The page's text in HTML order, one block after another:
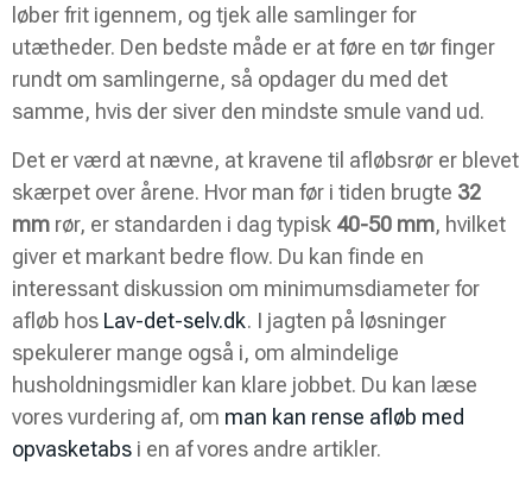
løber frit igennem, og tjek alle samlinger for
utætheder. Den bedste måde er at føre en tør finger
rundt om samlingerne, så opdager du med det
samme, hvis der siver den mindste smule vand ud.
Det er værd at nævne, at kravene til afløbsrør er blevet
skærpet over årene. Hvor man før i tiden brugte 32
mm rør, er standarden i dag typisk 40-50 mm, hvilket
giver et markant bedre flow. Du kan finde en
interessant diskussion om minimumsdiameter for
afløb hos Lav-det-selv.dk. I jagten på løsninger
spekulerer mange også i, om almindelige
husholdningsmidler kan klare jobbet. Du kan læse
vores vurdering af, om man kan rense afløb med
opvasketabs i en af vores andre artikler.